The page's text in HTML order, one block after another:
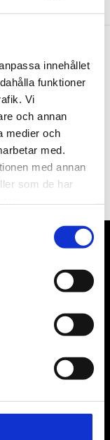
innehållet
funktioner
Vi
och annan
medier och
med.
med annan
som de har
integritetspolicy
ATH billyftar
för att hjälpa